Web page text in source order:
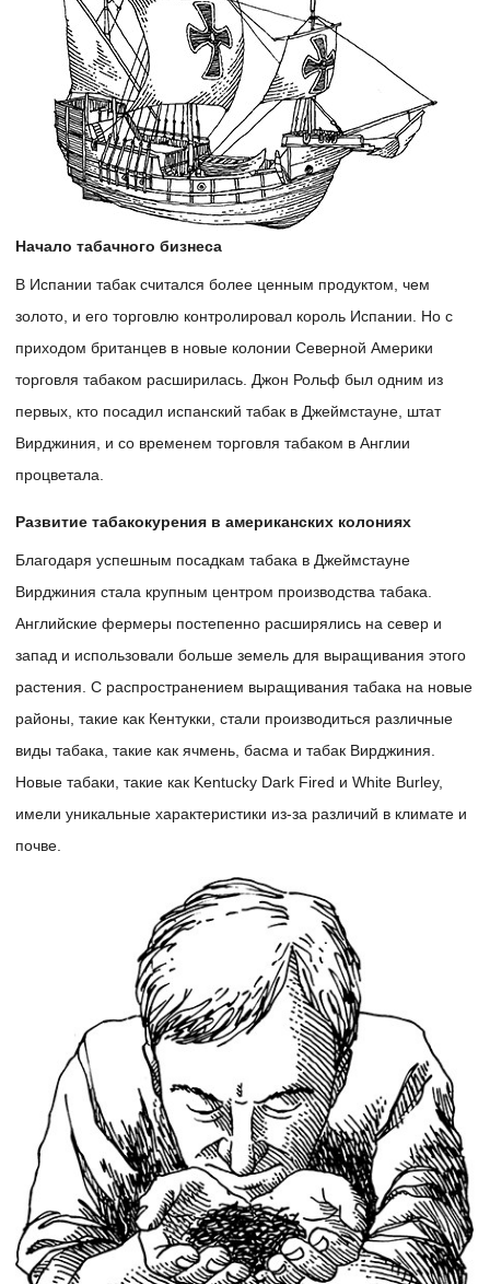
Начало табачного бизнеса
В Испании табак считался более ценным продуктом, чем
золото, и его торговлю контролировал король Испании. Но с
приходом британцев в новые колонии Северной Америки
торговля табаком расширилась. Джон Рольф был одним из
первых, кто посадил испанский табак в Джеймстауне, штат
Вирджиния, и со временем торговля табаком в Англии
процветала.
Развитие табакокурения в американских колониях
Благодаря успешным посадкам табака в Джеймстауне
Вирджиния стала крупным центром производства табака.
Английские фермеры постепенно расширялись на север и
запад и использовали больше земель для выращивания этого
растения. С распространением выращивания табака на новые
районы, такие как Кентукки, стали производиться различные
виды табака, такие как ячмень, басма и табак Вирджиния.
Новые табаки, такие как Kentucky Dark Fired и White Burley,
имели уникальные характеристики из-за различий в климате и
почве.